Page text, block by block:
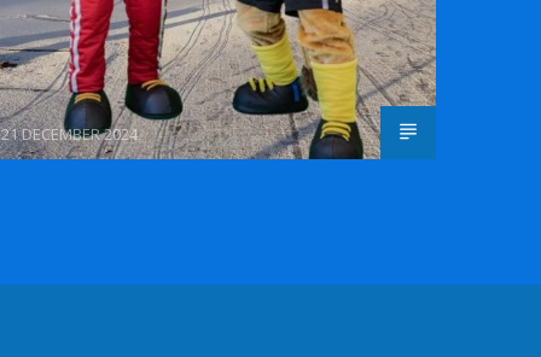
21 DECEMBER 2024